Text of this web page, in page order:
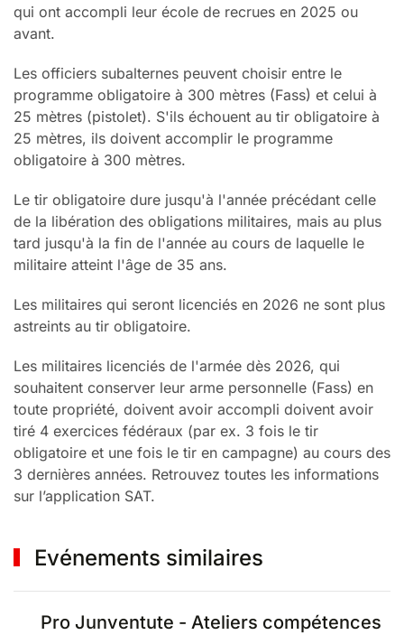
qui ont accompli leur école de recrues en 2025 ou
avant.
Les officiers subalternes peuvent choisir entre le
programme obligatoire à 300 mètres (Fass) et celui à
25 mètres (pistolet). S'ils échouent au tir obligatoire à
25 mètres, ils doivent accomplir le programme
obligatoire à 300 mètres.
Le tir obligatoire dure jusqu'à l'année précédant celle
de la libération des obligations militaires, mais au plus
tard jusqu'à la fin de l'année au cours de laquelle le
militaire atteint l'âge de 35 ans.
Les militaires qui seront licenciés en 2026 ne sont plus
astreints au tir obligatoire.
Les militaires licenciés de l'armée dès 2026, qui
souhaitent conserver leur arme personnelle (Fass) en
toute propriété, doivent avoir accompli doivent avoir
tiré 4 exercices fédéraux (par ex. 3 fois le tir
obligatoire et une fois le tir en campagne) au cours des
3 dernières années. Retrouvez toutes les informations
sur l’application SAT.
Evénements similaires
Pro Junventute - Ateliers compétences